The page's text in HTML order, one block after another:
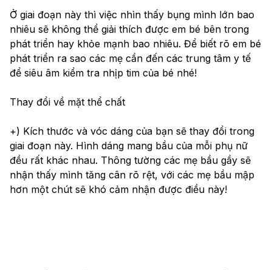
Ở giai đoạn này thì việc nhìn thấy bụng mình lớn bao
nhiêu sẽ không thể giải thích được em bé bên trong
phát triển hay khỏe mạnh bao nhiêu. Để biết rõ em bé
phát triển ra sao các mẹ cần đến các trung tâm y tế
để siêu âm kiểm tra nhịp tim của bé nhé!
Thay đổi về mặt thể chất
+) Kích thước và vóc dáng của bạn sẽ thay đổi trong
giai đoạn này. Hình dáng mang bầu của mỗi phụ nữ
đều rất khác nhau. Thông tường các mẹ bầu gầy sẽ
nhận thấy mình tăng cân rõ rệt, với các mẹ bầu mập
hơn một chút sẽ khó cảm nhận được điều này!